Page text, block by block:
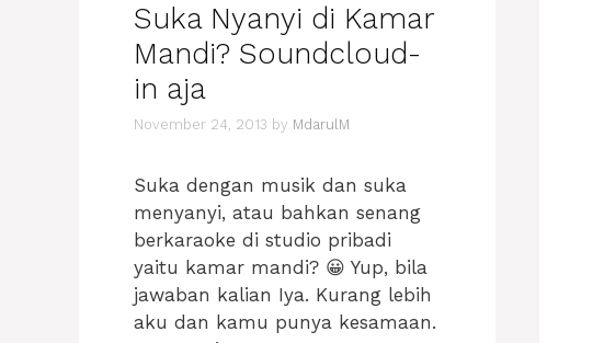
Suka Nyanyi di Kamar
Mandi? Soundcloud-
in aja
November 24, 2013 by MdarulM
Suka dengan musik dan suka
menyanyi, atau bahkan senang
berkaraoke di studio pribadi
yaitu kamar mandi? 😀 Yup, bila
jawaban kalian Iya. Kurang lebih
aku dan kamu punya kesamaan.